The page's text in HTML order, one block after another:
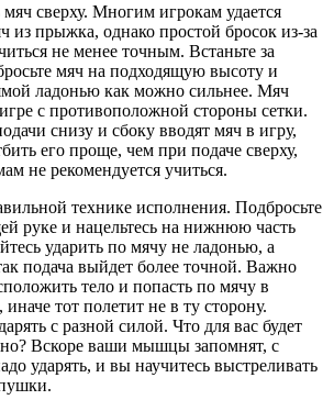
мяч сверху. Многим игрокам удается
из прыжка, однако простой бросок из-за
не менее точным. Встаньте за
мяч на подходящую высоту и
ладонью как можно сильнее. Мяч
с противоположной стороны сетки.
снизу и сбоку вводят мяч в игру,
его проще, чем при подаче сверху,
не рекомендуется учиться.
технике исполнения. Подбросьте
руке и нацельтесь на нижнюю часть
ударить по мячу не ладонью, а
подача выйдет более точной. Важно
тело и попасть по мячу в
тот полетит не в ту сторону.
с разной силой. Что для вас будет
Вскоре ваши мышцы запомнят, с
ударять, и вы научитесь выстреливать